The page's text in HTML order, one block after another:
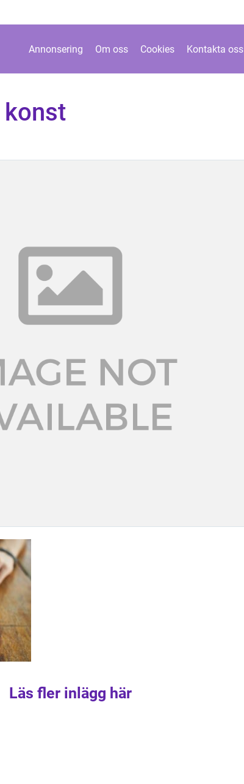
Annonsering Om oss Cookies Kontakta oss
Läs fler inlägg här